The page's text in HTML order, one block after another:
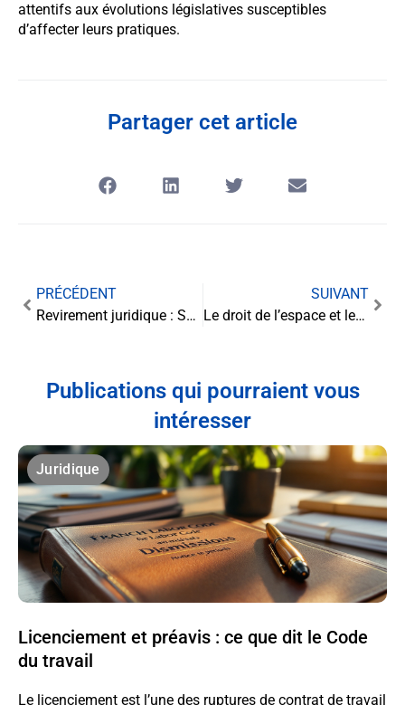
attentifs aux évolutions législatives susceptibles
d’affecter leurs pratiques.
Partager cet article
PRÉCÉDENT
Revirement juridique : Seul le destinataire peut valider la réception d’une citation
SUIVANT
Le droit de l’espace et les activités des entreprises privées : enjeux et perspectives
Publications qui pourraient vous
intéresser
Juridique
Licenciement et préavis : ce que dit le Code
du travail
Le licenciement est l’une des ruptures de contrat de travail